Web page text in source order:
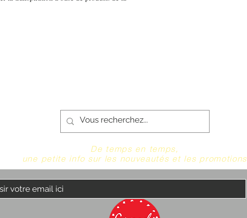
De temps en temps,
une petite info sur les nouveautés et les promotions